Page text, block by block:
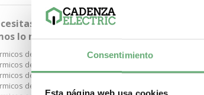
Consentimiento
con
.
19.2…30 V
.
A continuación
lo más buscado:
de 1 p+n
de 2 polos
de 3 polos
de 4 polos